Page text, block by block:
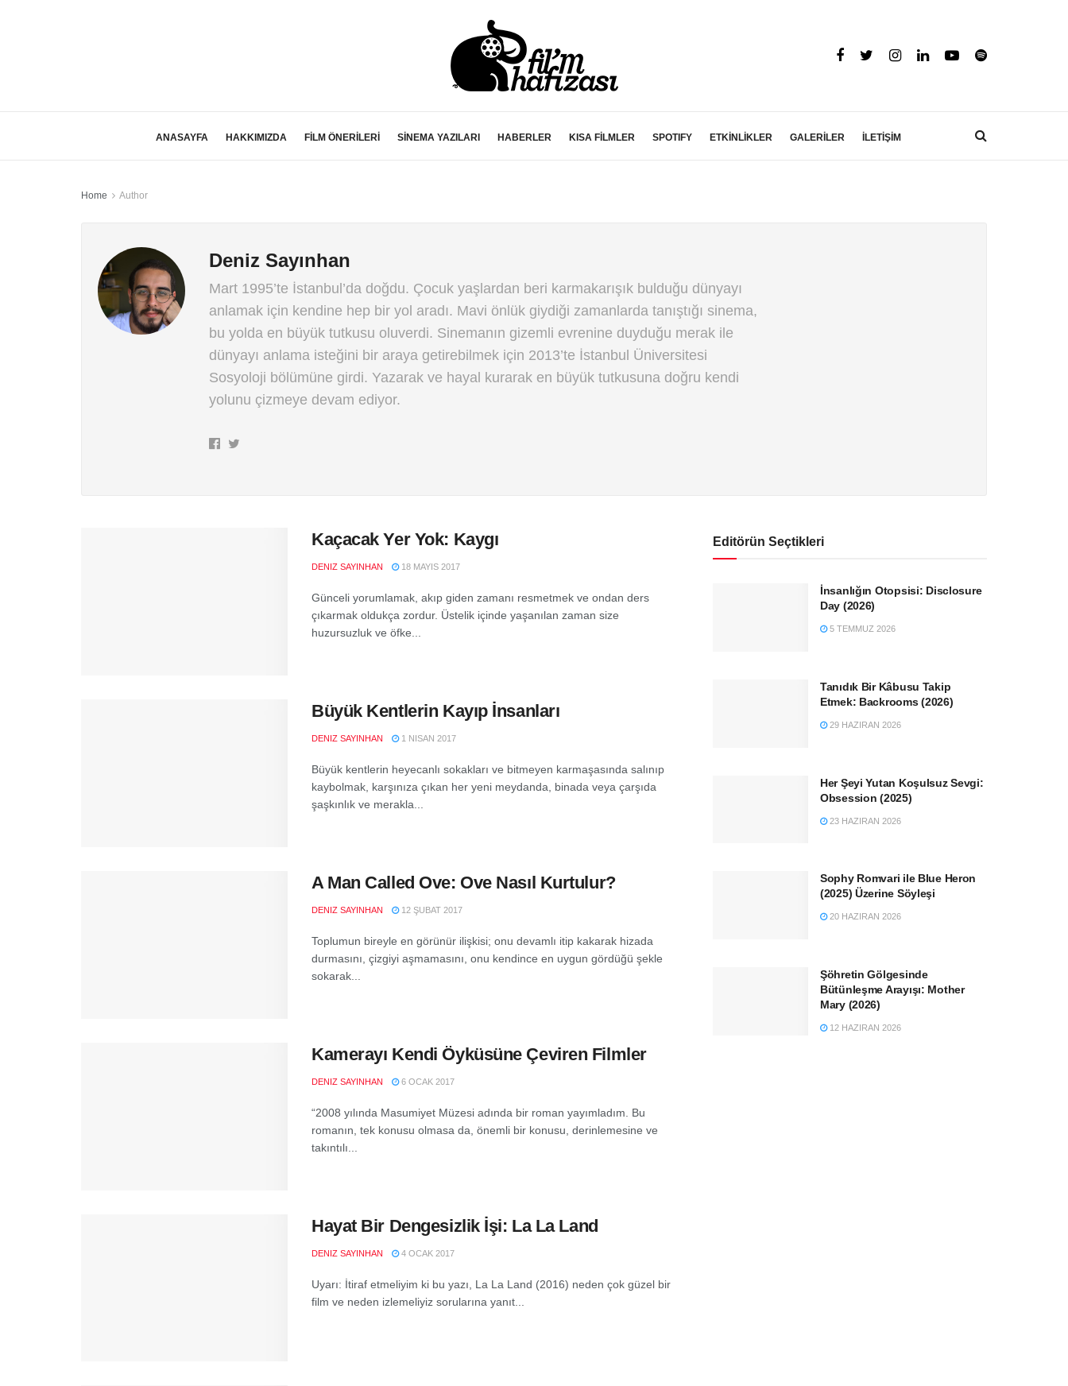
ANASAYFA HAKKIMIZDA FİLM ÖNERİLERİ SİNEMA YAZILARI HABERLER KISA FİLMLER SPOTIFY ETKİNLİKLER GALERİLER İLETİŞİM
Home Author
Deniz Sayınhan
Mart 1995’te İstanbul’da doğdu. Çocuk yaşlardan beri karmakarışık bulduğu dünyayı
anlamak için kendine hep bir yol aradı. Mavi önlük giydiği zamanlarda tanıştığı sinema,
bu yolda en büyük tutkusu oluverdi. Sinemanın gizemli evrenine duyduğu merak ile
dünyayı anlama isteğini bir araya getirebilmek için 2013’te İstanbul Üniversitesi
Sosyoloji bölümüne girdi. Yazarak ve hayal kurarak en büyük tutkusuna doğru kendi
yolunu çizmeye devam ediyor.
Kaçacak Yer Yok: Kaygı
DENIZ SAYINHAN 18 MAYIS 2017
Günceli yorumlamak, akıp giden zamanı resmetmek ve ondan ders
çıkarmak oldukça zordur. Üstelik içinde yaşanılan zaman size
huzursuzluk ve öfke...
Büyük Kentlerin Kayıp İnsanları
DENIZ SAYINHAN 1 NISAN 2017
Büyük kentlerin heyecanlı sokakları ve bitmeyen karmaşasında salınıp
kaybolmak, karşınıza çıkan her yeni meydanda, binada veya çarşıda
şaşkınlık ve merakla...
A Man Called Ove: Ove Nasıl Kurtulur?
DENIZ SAYINHAN 12 ŞUBAT 2017
Toplumun bireyle en görünür ilişkisi; onu devamlı itip kakarak hizada
durmasını, çizgiyi aşmamasını, onu kendince en uygun gördüğü şekle
sokarak...
Kamerayı Kendi Öyküsüne Çeviren Filmler
DENIZ SAYINHAN 6 OCAK 2017
“2008 yılında Masumiyet Müzesi adında bir roman yayımladım. Bu
romanın, tek konusu olmasa da, önemli bir konusu, derinlemesine ve
takıntılı...
Hayat Bir Dengesizlik İşi: La La Land
DENIZ SAYINHAN 4 OCAK 2017
Uyarı: İtiraf etmeliyim ki bu yazı, La La Land (2016) neden çok güzel bir
film ve neden izlemeliyiz sorularına yanıt...
Editörün Seçtikleri
İnsanlığın Otopsisi: Disclosure
Day (2026)
5 TEMMUZ 2026
Tanıdık Bir Kâbusu Takip
Etmek: Backrooms (2026)
29 HAZIRAN 2026
Her Şeyi Yutan Koşulsuz Sevgi:
Obsession (2025)
23 HAZIRAN 2026
Sophy Romvari ile Blue Heron
(2025) Üzerine Söyleşi
20 HAZIRAN 2026
Şöhretin Gölgesinde
Bütünleşme Arayışı: Mother
Mary (2026)
12 HAZIRAN 2026